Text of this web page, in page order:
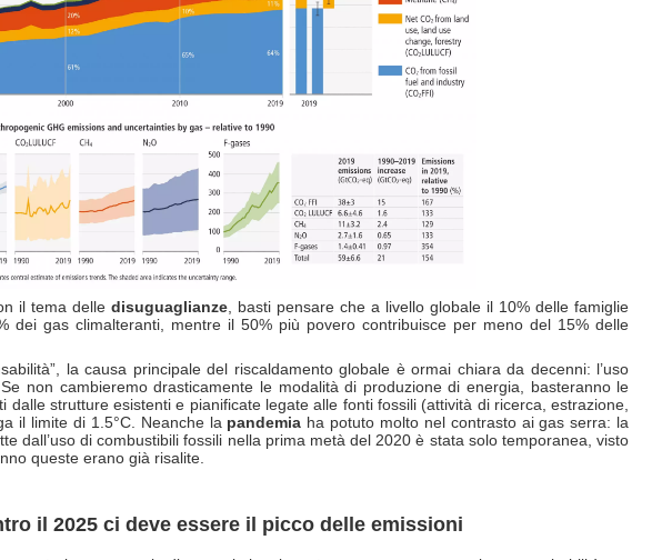
il tema delledisuguaglianze , basti pensare che a livello globale il 10% delle famiglie
dei gas climalteranti, mentre il 50% più povero contribuisce per meno del 15% delle
la causa principale del riscaldamento globale è ormai chiara da decenni: l’uso
. Se non cambieremo drasticamente le modalità di produzione di energia, basteranno le
dalle strutture esistenti e pianificate legate alle fonti fossili (attività di ricerca, estrazione,
il limite di 1.5°C. Neanche la pandemia ha potuto molto nel contrasto ai gas serra: la
dall’uso di combustibili fossili nella prima metà del 2020 è stata solo temporanea, visto
queste erano già risalite.
il 2025 ci deve essere il picco delle emissioni